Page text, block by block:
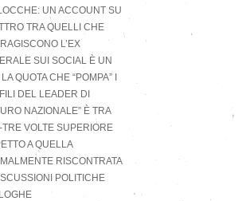
UN ACCOUNT SU
TRA QUELLI CHE
L’EX
SUI SOCIAL È UN
LA QUOTA CHE “POMPA” I
DEL LEADER DI
NAZIONALE” È TRA
TRE VOLTE SUPERIORE
A QUELLA
RISCONTRATA
POLITICHE